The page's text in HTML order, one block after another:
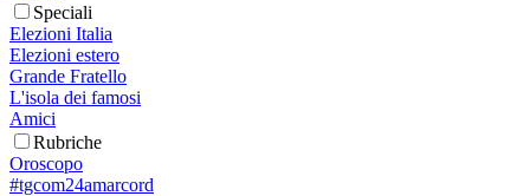
Speciali
Elezioni Italia
Elezioni estero
Grande Fratello
L'isola dei famosi
Amici
Rubriche
Oroscopo
#tgcom24amarcord